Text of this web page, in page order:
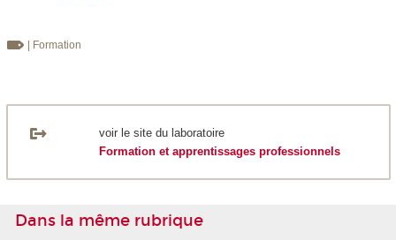
| Formation
voir le site du laboratoire
Formation et apprentissages professionnels
Dans la même rubrique